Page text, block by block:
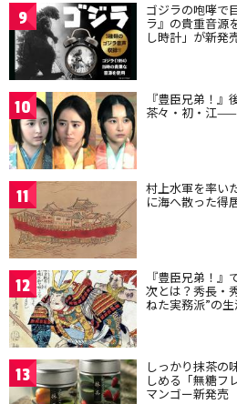
9 ゴジラの咆哮で
ラ』の貴重音源
し時計」が新発
10 『豊臣兄弟！』
茶々・初・江
11 村上水軍を率い
に海へ散った得
12 『豊臣兄弟！
次とは？秀長・
ねた実務派”の
13 しっかり抹茶の
しめる「無糖フ
マンゴー新発売